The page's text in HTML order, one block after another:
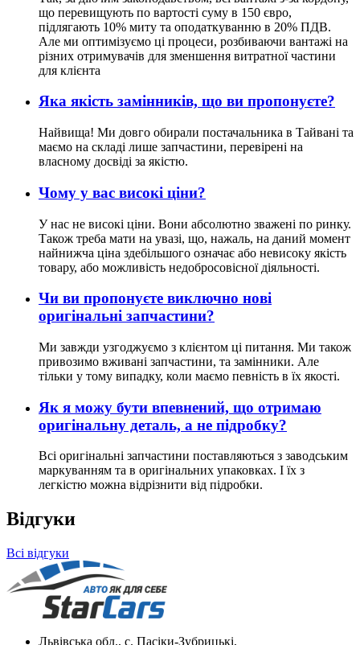
що перевищують по вартості суму в 150 євро,
підлягають 10% миту та оподаткуванню в 20% ПДВ.
Але ми оптимізуємо ці процеси, розбиваючи вантажі на
різних отримувачів для зменшення витратної частини
для клієнта
Яка якість замінників, що ви пропонуєте?
Найвища! Ми довго обирали постачальника в Тайвані та
маємо на складі лише запчастини, перевірені на
власному досвіді за якістю.
Чому у вас високі ціни?
У нас не високі ціни. Вони абсолютно зважені по ринку.
Також треба мати на увазі, що, нажаль, на даний момент
найнижча ціна здебільшого означає або невисоку якість
товару, або можливість недобросовісної діяльності.
Чи ви пропонуєте виключно нові
оригінальні запчастини?
Ми завжди узгоджуємо з клієнтом ці питання. Ми також
привозимо вживані запчастини, та замінники. Але
тільки у тому випадку, коли маємо певність в їх якості.
Як я можу бути впевнений, що отримаю
оригінальну деталь, а не підробку?
Всі оригінальні запчастини поставляються з заводським
маркуванням та в оригінальних упаковках. І їх з
легкістю можна відрізнити від підробки.
Відгуки
Всі відгуки
Львівська обл., с. Пасіки-Зубрицькі,